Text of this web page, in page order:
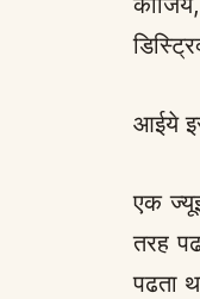
आईये
एक
तरह
पढता